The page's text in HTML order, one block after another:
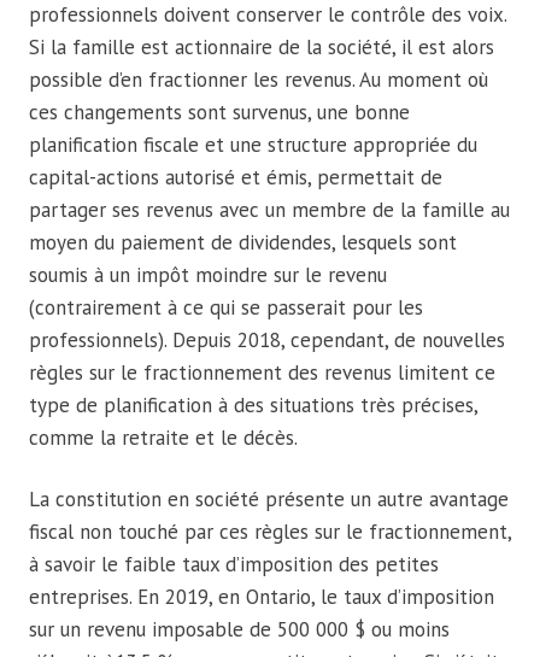
professionnels doivent conserver le contrôle des voix.
Si la famille est actionnaire de la société, il est alors
possible d’en fractionner les revenus. Au moment où
ces changements sont survenus, une bonne
planification fiscale et une structure appropriée du
capital-actions autorisé et émis, permettait de
partager ses revenus avec un membre de la famille au
moyen du paiement de dividendes, lesquels sont
soumis à un impôt moindre sur le revenu
(contrairement à ce qui se passerait pour les
professionnels). Depuis 2018, cependant, de nouvelles
règles sur le fractionnement des revenus limitent ce
type de planification à des situations très précises,
comme la retraite et le décès.
La constitution en société présente un autre avantage
fiscal non touché par ces règles sur le fractionnement,
à savoir le faible taux d’imposition des petites
entreprises. En 2019, en Ontario, le taux d’imposition
sur un revenu imposable de 500 000 $ ou moins